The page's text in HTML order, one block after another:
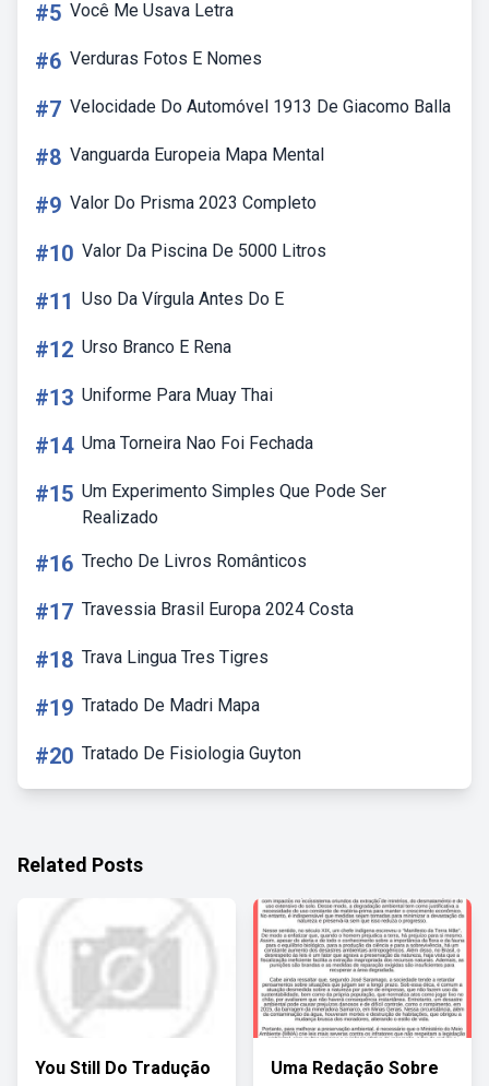
#5 Você Me Usava Letra
#6 Verduras Fotos E Nomes
#7 Velocidade Do Automóvel 1913 De Giacomo Balla
#8 Vanguarda Europeia Mapa Mental
#9 Valor Do Prisma 2023 Completo
#10 Valor Da Piscina De 5000 Litros
#11 Uso Da Vírgula Antes Do E
#12 Urso Branco E Rena
#13 Uniforme Para Muay Thai
#14 Uma Torneira Nao Foi Fechada
#15 Um Experimento Simples Que Pode Ser
Realizado
#16 Trecho De Livros Românticos
#17 Travessia Brasil Europa 2024 Costa
#18 Trava Lingua Tres Tigres
#19 Tratado De Madri Mapa
#20 Tratado De Fisiologia Guyton
Related Posts
You Still Do Tradução
Uma Redação Sobre